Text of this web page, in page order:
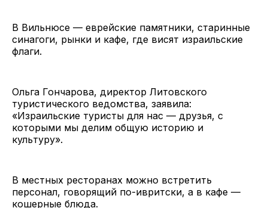
В Вильнюсе — еврейские памятники, старинные
синагоги, рынки и кафе, где висят израильские
флаги.
Ольга Гончарова, директор Литовского
туристического ведомства, заявила:
«Израильские туристы для нас — друзья, с
которыми мы делим общую историю и
культуру».
В местных ресторанах можно встретить
персонал, говорящий по-ивритски, а в кафе —
кошерные блюда.